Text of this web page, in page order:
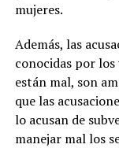
mujeres.
Además, las
conocidas por
están mal, son
que las
lo acusan de
manejar mal los